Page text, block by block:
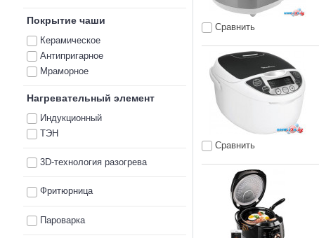
Покрытие чаши
Керамическое
Антипригарное
Мраморное
Нагревательный элемент
Индукционный
ТЭН
3D-технология разогрева
Фритюрница
Пароварка
Сравнить
Сравнить